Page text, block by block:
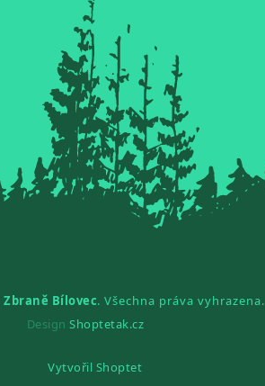
Zbraně Bílovec. Všechna práva vyhrazena.
DesignShoptetak.cz
Vytvořil Shoptet